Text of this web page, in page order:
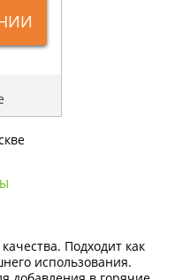
Подходит как
использования.